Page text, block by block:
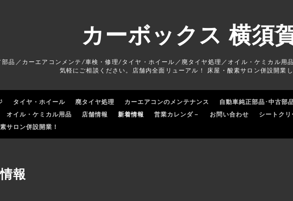
カーボックス 横須
部品／カーエアコンメンテ/車検・修理/タイヤ・ホイール／廃タイヤ処理／オイル・ケミカル用
気軽にご相談ください。店舗内全面リューアル！ 床屋・酸素サロン併設開業し
タイヤ・ホイール 廃タイヤ処理 カーエアコンのメンテナンス 自動車純正部品･中古部
オイル・ケミカル用品 店舗情報 新着情報 営業カレンダ－ お問い合わせ シートク
サロン併設開業！
報